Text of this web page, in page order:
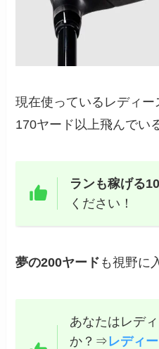
現在使っているレディ
170ヤード以上飛んでい
ランも稼げる
ください！
夢の200ヤード も視野に
あなたはレデ
か？⇒レディ